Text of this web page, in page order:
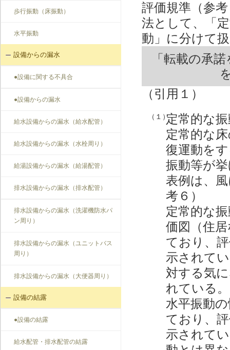
歩行振動（床振動）
水平振動
設備からの漏水
●設備に関する不具合
●設備からの漏水
給水設備からの漏水（給水配管）
給水設備からの漏水（水栓周り）
給湯設備からの漏水（給湯配管）
排水設備からの漏水（排水配管）
排水設備からの漏水（洗濯機防水パ
ン周り）
排水設備からの漏水（ユニットバス
周り）
排水設備からの漏水（大便器周り）
設備の結露
●設備の結露
給水配管・排水配管の結露
評価規準（参
法として、「
動」に分けて
「転載の承
（引用１）
（１）定常的な
定常的な
復運動を
振動等が
表例は、
考６）
定常的な
価図（住
ており、
示されて
対する気
れている。
水平振動
ており、
示されて